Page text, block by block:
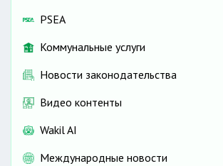
PSEA
Коммунальные услуги
Новости законодательства
Видео контенты
Wakil AI
Международные новости